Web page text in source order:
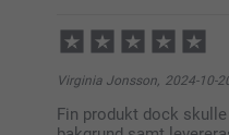
11:02
Hej Åsa,
valda
Virginia Jonsson, 2024-10-
Fin produkt dock